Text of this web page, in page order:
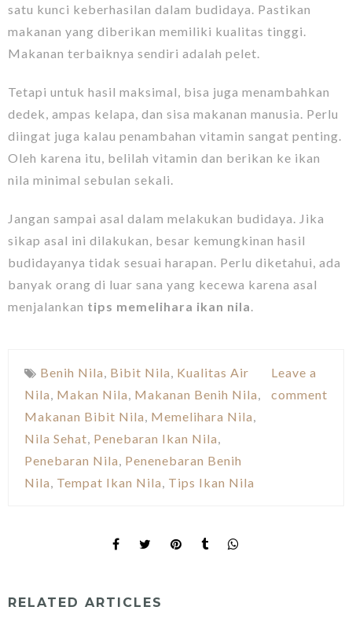
satu kunci keberhasilan dalam budidaya. Pastikan
makanan yang diberikan memiliki kualitas tinggi.
Makanan terbaiknya sendiri adalah pelet.
Tetapi untuk hasil maksimal, bisa juga menambahkan
dedek, ampas kelapa, dan sisa makanan manusia. Perlu
diingat juga kalau penambahan vitamin sangat penting.
Oleh karena itu, belilah vitamin dan berikan ke ikan
nila minimal sebulan sekali.
Jangan sampai asal dalam melakukan budidaya. Jika
sikap asal ini dilakukan, besar kemungkinan hasil
budidayanya tidak sesuai harapan. Perlu diketahui, ada
banyak orang di luar sana yang kecewa karena asal
menjalankan tips memelihara ikan nila
Benih Nila Bibit Nila Kualitas Air
Nila Makan Nila Makanan Benih Nila
Makanan Bibit Nila Memelihara Nila
Nila Sehat Penebaran Ikan Nila
Penebaran Nila Penenebaran Benih
Nila Tempat Ikan Nila Tips Ikan Nila
Leave a
comment
RELATED ARTICLES